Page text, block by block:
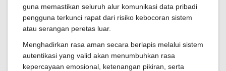
guna memastikan seluruh alur komunikasi data pribadi
pengguna terkunci rapat dari risiko kebocoran sistem
atau serangan peretas luar.
Menghadirkan rasa aman secara berlapis melalui sistem
autentikasi yang valid akan menumbuhkan rasa
kepercayaan emosional, ketenangan pikiran, serta